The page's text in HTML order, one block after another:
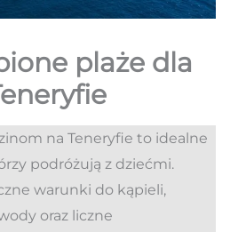
plaże dla
na Teneryfie to idealne
podróżują z dziećmi.
warunki do kąpieli,
oraz liczne